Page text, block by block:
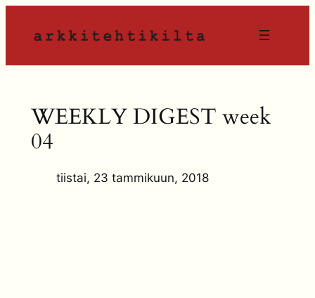
sisältöön
WEEKLY DIGEST week
04
tiistai, 23 tammikuun, 2018